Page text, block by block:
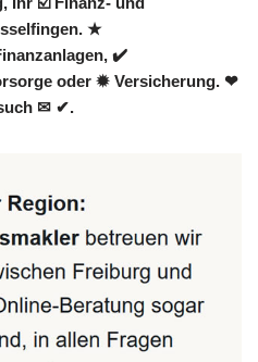
★
✔️
oder ✹ Versicherung. ❤
✉ ✔.